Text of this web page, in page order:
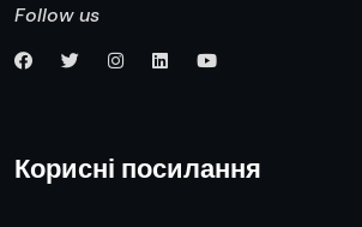
Follow us
Корисні посилання